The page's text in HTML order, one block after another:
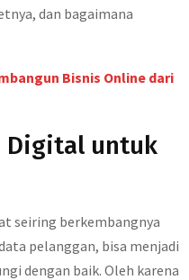
dan bagaimana
Bisnis Online dari
Digital untuk
seiring berkembangnya
pelanggan, bisa menjadi
dengan baik. Oleh karena